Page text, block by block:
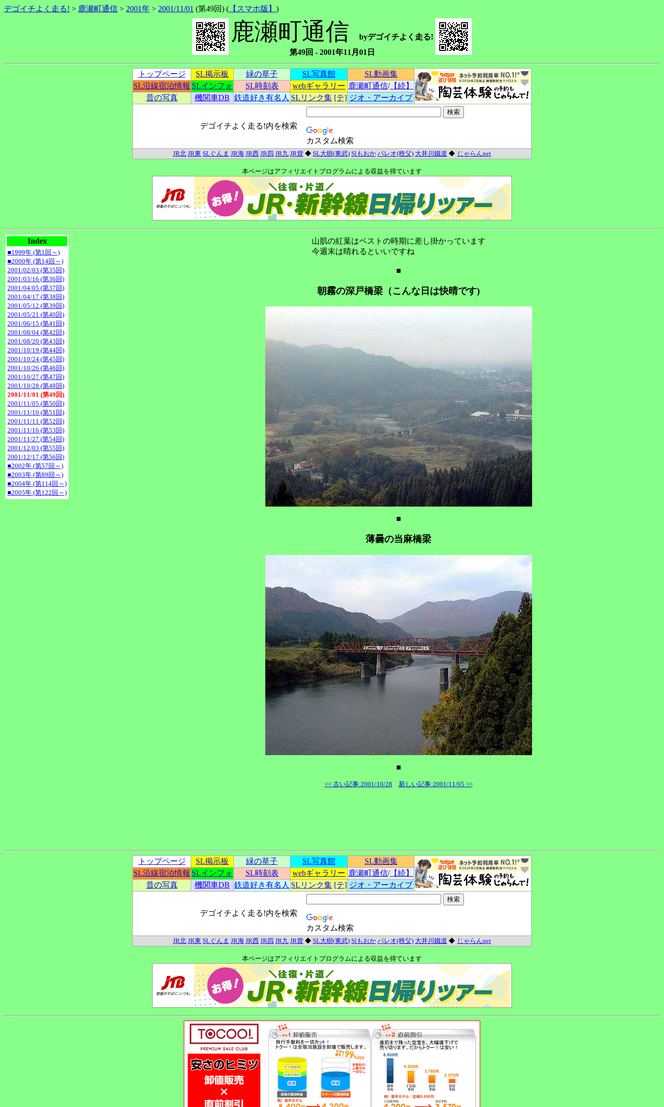
デゴイチよく走る! > 鹿瀬町通信 > 2001年 > 2001/11/01 (第49回) ( 【スマホ版】 )
鹿瀬町通信
byデゴイチよく走る!
第49回 - 2001年11月01日
トップページ SL掲示板 緑の草子 SL写真館
SL動画集
SL沿線宿泊情報 SLインフォ SL時刻表 webギャラリー 鹿瀬町通信/【続】
昔の写真
機関車DB 鉄道好き有名人 SLリンク集 [テ] ジオ・アーカイブ
デゴイチよく走る!内を検索
カスタム検索
JR北 JR東 SLぐんま JR海 JR西 JR四 JR九 JR貨 ◆ SL大樹(東武) Slもおか パレオ(秩父) 大井川鐵道 ◆ じゃらんnet
本ページはアフィリエイトプログラムによる収益を得ています
Index
■1999年 (第1回～)
■2000年 (第14回～)
2001/02/03 (第35回)
2001/03/16 (第36回)
2001/04/05 (第37回)
2001/04/17 (第38回)
2001/05/12 (第39回)
2001/05/21 (第40回)
2001/06/15 (第41回)
2001/08/04 (第42回)
2001/08/20 (第43回)
2001/10/19 (第44回)
2001/10/24 (第45回)
2001/10/26 (第46回)
2001/10/27 (第47回)
2001/10/28 (第48回)
2001/11/01 (第49回)
2001/11/05 (第50回)
2001/11/10 (第51回)
2001/11/11 (第52回)
2001/11/16 (第53回)
2001/11/27 (第54回)
2001/12/03 (第55回)
2001/12/17 (第56回)
■2002年 (第57回～)
■2003年 (第89回～)
■2004年 (第114回～)
■2005年 (第122回～)
山肌の紅葉はベストの時期に差し掛かっています
今週末は晴れるといいですね
■
朝霧の深戸橋梁（こんな日は快晴です)
■
薄曇の当麻橋梁
■
<< 古い記事:2001/10/28 新しい記事:2001/11/05 >>
トップページ SL掲示板 緑の草子 SL写真館
SL動画集
SL沿線宿泊情報 SLインフォ SL時刻表 webギャラリー 鹿瀬町通信/【続】
昔の写真
機関車DB 鉄道好き有名人 SLリンク集 [テ] ジオ・アーカイブ
デゴイチよく走る!内を検索
カスタム検索
JR北 JR東 SLぐんま JR海 JR西 JR四 JR九 JR貨 ◆ SL大樹(東武) Slもおか パレオ(秩父) 大井川鐵道 ◆ じゃらんnet
本ページはアフィリエイトプログラムによる収益を得ています